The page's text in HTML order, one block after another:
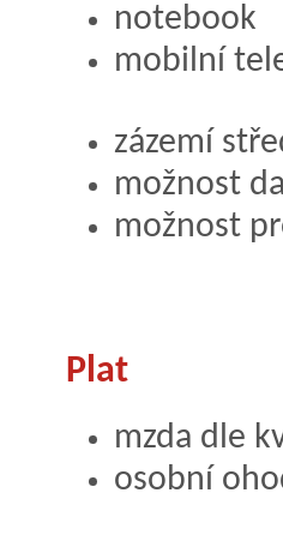
notebook
mobilní
zázemí
možnost
možnost
Plat
mzda dle
osobní